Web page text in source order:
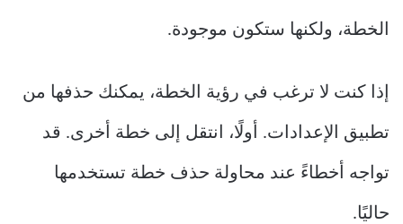
الخطة، ولكنها ستكون موجودة.
إذا كنت لا ترغب في رؤية الخطة، يمكنك حذفها من
تطبيق الإعدادات. أولًا، انتقل إلى خطة أخرى. قد
تواجه أخطاءً عند محاولة حذف خطة تستخدمها
حاليًا.